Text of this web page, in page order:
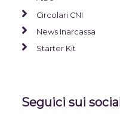
Circolari CNI
News Inarcassa
Starter Kit
Seguici sui social